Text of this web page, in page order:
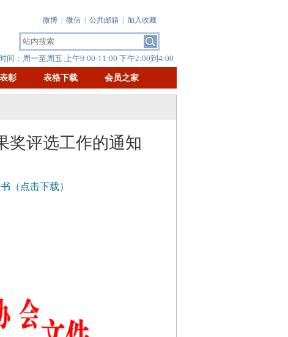
间：周一至周五 上午9:00-11:00 下午2:00到4:00
微博 微信 公共邮箱 加入收藏
彰 表格下载 会员之家
奖评选工作的通知
（点击下载）